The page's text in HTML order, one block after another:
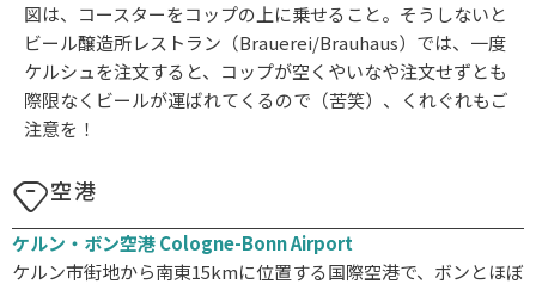
図は、コースターをコップの上に乗せること。そうしないと
ビール醸造所レストラン（Brauerei/Brauhaus）では、一度
ケルシュを注文すると、コップが空くやいなや注文せずとも
際限なくビールが運ばれてくるので（苦笑）、くれぐれもご
注意を！
空港
ケルン・ボン空港 Cologne-Bonn Airport
ケルン市街地から南東15kmに位置する国際空港で、ボンとほぼ